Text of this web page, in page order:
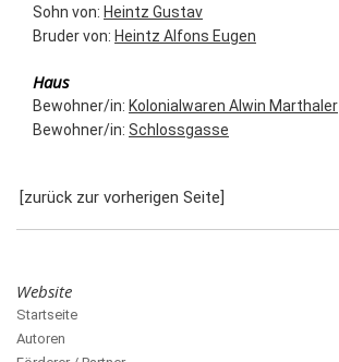
Sohn von: Heintz Gustav
Bruder von: Heintz Alfons Eugen
Haus
Bewohner/in: Kolonialwaren Alwin Marthaler
Bewohner/in: Schlossgasse
[zurück zur vorherigen Seite]
Website
Startseite
Autoren